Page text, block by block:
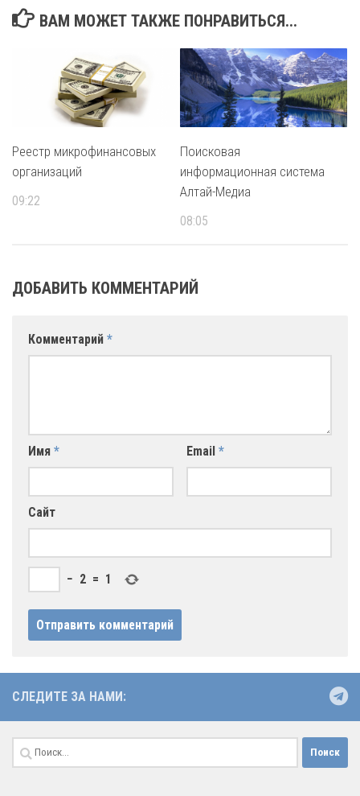
ВАМ МОЖЕТ ТАКЖЕ ПОНРАВИТЬСЯ...
Реестр микрофинансовых
организаций
09:22
Поисковая
информационная система
Алтай-Медиа
08:05
ДОБАВИТЬ КОММЕНТАРИЙ
Комментарий *
Имя * Email *
Сайт
− 2 = 1
СЛЕДИТЕ ЗА НАМИ:
Найти: